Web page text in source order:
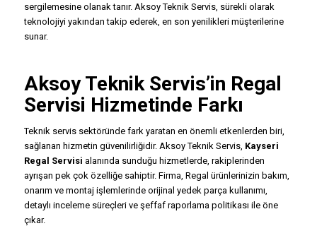
sergilemesine olanak tanır. Aksoy Teknik Servis, sürekli olarak
teknolojiyi yakından takip ederek, en son yenilikleri müşterilerine
sunar.
Aksoy Teknik Servis’in Regal
Servisi Hizmetinde Farkı
Teknik servis sektöründe fark yaratan en önemli etkenlerden biri,
sağlanan hizmetin güvenilirliğidir. Aksoy Teknik Servis, Kayseri
Regal Servisi alanında sunduğu hizmetlerde, rakiplerinden
ayrışan pek çok özelliğe sahiptir. Firma, Regal ürünlerinizin bakım,
onarım ve montaj işlemlerinde orijinal yedek parça kullanımı,
detaylı inceleme süreçleri ve şeffaf raporlama politikası ile öne
çıkar.